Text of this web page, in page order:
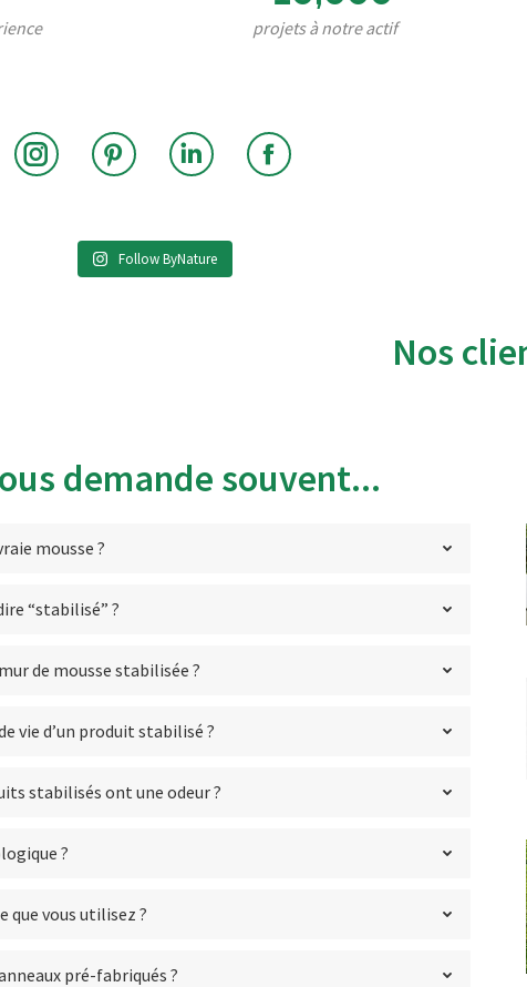
projets à notre actif
InstagramPinterestLinkedinFacebook
Follow ByNature
Nos
demande souvent...
mousse ?
“stabilisé” ?
de mousse stabilisée ?
vie d’un produit stabilisé ?
stabilisés ont une odeur ?
?
que vous utilisez ?
pré-fabriqués ?